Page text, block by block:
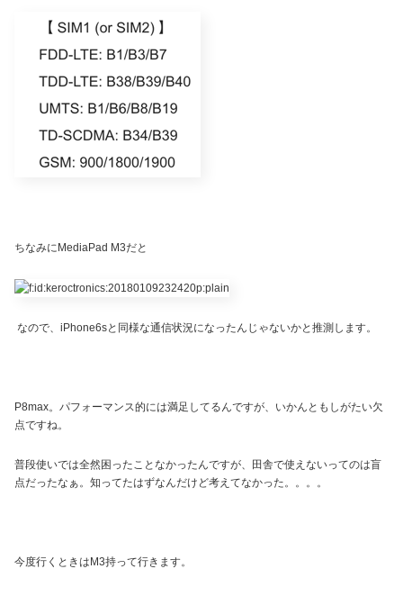
ちなみにMediaPad M3だと
なので、iPhone6sと同様な通信状況になったんじゃないかと推測します。
P8max。パフォーマンス的には満足してるんですが、いかんともしがたい欠
点ですね。
普段使いでは全然困ったことなかったんですが、田舎で使えないってのは盲
点だったなぁ。知ってたはずなんだけど考えてなかった。。。。
今度行くときはM3持って行きます。